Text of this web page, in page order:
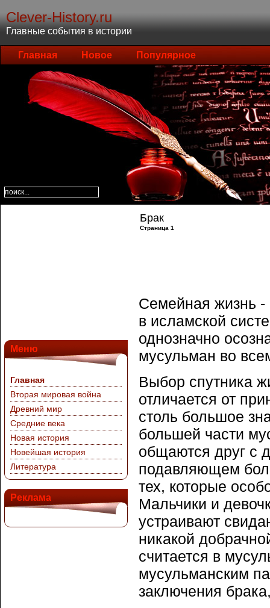
Clever-History.ru
Главные события в истории
Главная Новое Популярное
Меню
Главная
Вторая мировая война
Древний мир
Средние века
Новая история
Новейшая история
Литература
Реклама
Брак
Страница 1
Семейная жизнь -
в исламской
однозначно
мусульман во
Выбор спутника
отличается от
столь большое
большей части
общаются друг с
подавляющем
тех, которые
Мальчики и
устраивают
никакой
считается в
мусульманским
заключения